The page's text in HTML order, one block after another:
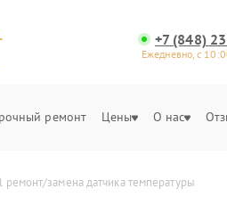
+7 (848)
Ежедневно, с
ремонт Цены О нас
замена датчика температуры